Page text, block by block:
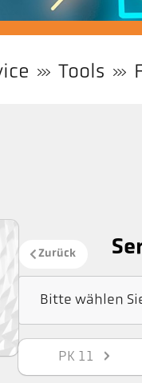
Tools
Zurück
Bitte wählen
PK 11